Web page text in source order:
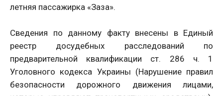
летняя пассажирка «Заза».
Сведения по данному факту внесены в Единый
реестр досудебных расследований по
предварительной квалификации ст. 286 ч. 1
Уголовного кодекса Украины (Нарушение правил
безопасности дорожного движения лицами,